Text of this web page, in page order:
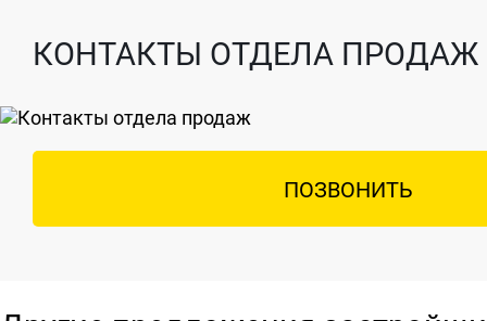
КОНТАКТЫ ОТДЕЛА ПРОДАЖ
ПОЗВОНИТЬ